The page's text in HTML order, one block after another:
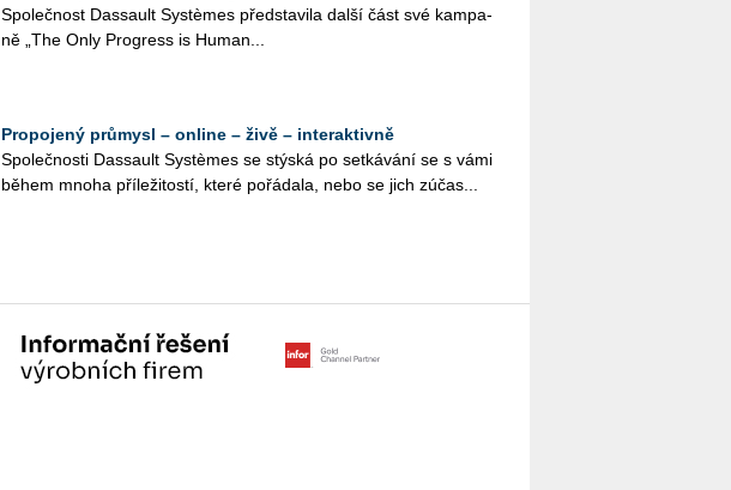
Spo­leč­nost Dassault Systèmes před­sta­vi­la další část své kam­pa­
ně „The Only Pro­gress is Human...
Propojený průmysl – online – živě – interaktivně
Spo­leč­nos­ti Dassault Systèmes se stýská po se­tká­vá­ní se s vámi
během mnoha pří­le­ži­tos­tí, které po­řá­da­la, nebo se jich zú­čas...